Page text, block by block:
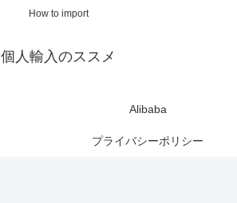
How to import
個人輸入のススメ
Alibaba
プライバシーポリシー